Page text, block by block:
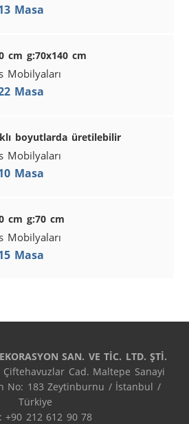
Masa
cm g:70x140 cm
Mobilyaları
Masa
boyutlarda üretilebilir
Mobilyaları
Masa
cm g:70 cm
Mobilyaları
Masa
SAN. VE TİC. LTD. ŞTİ.
Cad. Maltepe Sanayi
No: 183 Zeytinburnu / İstanbul /
Türkiye
+90 212 612 90 78